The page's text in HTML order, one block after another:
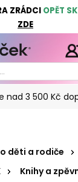
ZRÁDCI OPĚT
ZDE
nad 3 500 Kč
děti a rodiče
Knihy a